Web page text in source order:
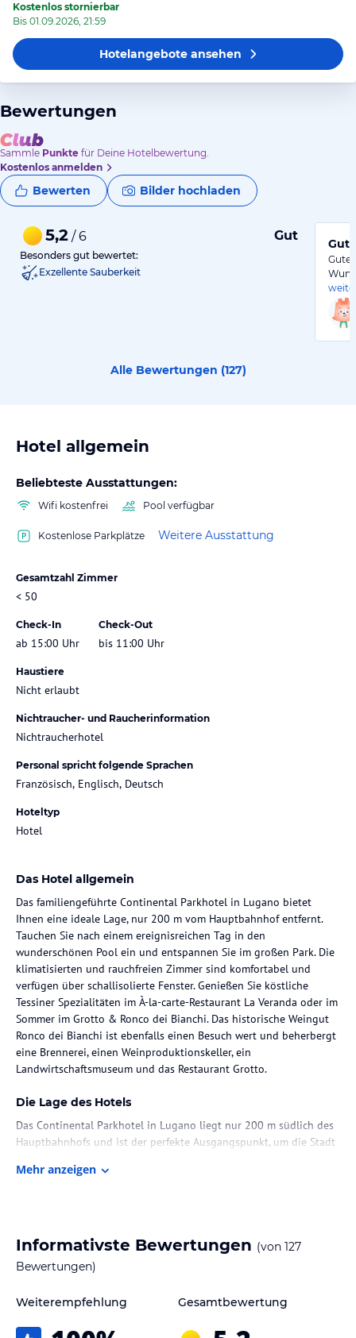
Kostenlos stornierbar
Bis 01.09.2026, 21:59
Hotelangeboteansehen
Bewertungen
Sammle Punkte für Deine Hotelbewertung.
Kostenlos anmelden
Bewerten Bilder hochladen
5,2 / 6 Gut
Besonders gut bewertet:
Exzellente Sauberkeit
Alle Bewertungen (127)
Hotel allgemein
Beliebteste Ausstattungen:
Wifi kostenfrei Pool verfügbar
Kostenlose Parkplätze Weitere Ausstattung
Gesamtzahl Zimmer
< 50
Check-In
ab 15:00 Uhr
Check-Out
bis 11:00 Uhr
Haustiere
Nicht erlaubt
Nichtraucher- und Raucherinformation
Nichtraucherhotel
Personal spricht folgende Sprachen
Französisch, Englisch, Deutsch
Hoteltyp
Hotel
Das Hotel allgemein
Das familiengeführte Continental Parkhotel in Lugano bietet
Ihnen eine ideale Lage, nur 200 m vom Hauptbahnhof entfernt.
Tauchen Sie nach einem ereignisreichen Tag in den
wunderschönen Pool ein und entspannen Sie im großen Park. Die
klimatisierten und rauchfreien Zimmer sind komfortabel und
verfügen über schallisolierte Fenster. Genießen Sie köstliche
Tessiner Spezialitäten im À-la-carte-Restaurant La Veranda oder im
Sommer im Grotto & Ronco dei Bianchi. Das historische Weingut
Ronco dei Bianchi ist ebenfalls einen Besuch wert und beherbergt
eine Brennerei, einen Weinproduktionskeller, ein
Landwirtschaftsmuseum und das Restaurant Grotto.
Die Lage des Hotels
Das Continental Parkhotel in Lugano liegt nur 200 m südlich des
Hauptbahnhofs und ist der perfekte Ausgangspunkt, um die Stadt
vom Bahnhof ab. In der Umgebung finden Sie auch das historische
Zimmer / Unterbringung im Hotel
und rauchfrei sind. Die Comfort Zimmer befinden sich im
Zimmer verfügen über schallisolierte Fenster, um Ihnen einen
Mehr anzeigen
Informativste Bewertungen (von 127
Bewertungen)
Weiterempfehlung Gesamtbewertung